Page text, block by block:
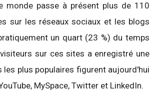
monde passe à présent plus de 110
sur les réseaux sociaux et les blogs
un quart (23 %) du temps
sur ces sites a enregistré une
plus populaires figurent aujourd'hui
MySpace, Twitter et LinkedIn.